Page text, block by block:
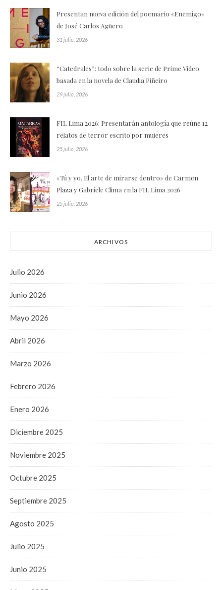
Presentan nueva edición del poemario «Enemigo»
de José Carlos Agüero
31 julio, 2026
“Catedrales”: todo sobre la serie de Prime Video
basada en la novela de Claudia Piñeiro
29 julio, 2026
FIL Lima 2026: Presentarán antología que reúne 12
relatos de terror escrito por mujeres
25 julio, 2026
«Tú y yo. El arte de mirarse dentro» de Carmen
Plaza y Gabriele Clima en la FIL Lima 2026
25 julio, 2026
ARCHIVOS
Julio 2026
Junio 2026
Mayo 2026
Abril 2026
Marzo 2026
Febrero 2026
Enero 2026
Diciembre 2025
Noviembre 2025
Octubre 2025
Septiembre 2025
Agosto 2025
Julio 2025
Junio 2025